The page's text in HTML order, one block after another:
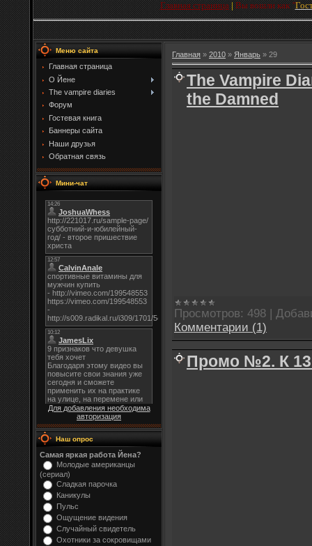
Главная страница | Вы вошли как "
Меню сайта
Главная страница
О Йене
The vampire diaries
Форум
Гостевая книга
Баннеры сайта
Наши друзья
Обратная связь
Мини-чат
Для добавления необходима
авторизация
Наш опрос
Самая яркая работа Йена?
Молодые американцы
(сериал)
Сладкая парочка
Каникулы
Пульс
Ощущение видения
Случайный свидетель
Охотники за сокровищами
Главная » 2010 » Январь » 29
The Vampire
the Damned
Просмотров: 498 |
Комментарии (1)
Промо №2. К 13